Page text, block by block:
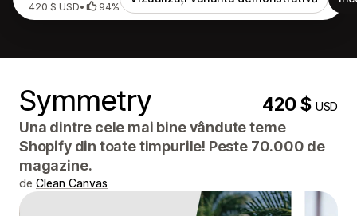
420 $ USD• 94%
Symmetry 420 $USD
Una dintre cele mai bine vândute teme
Shopify din toate timpurile! Peste 70.000 de
magazine.
de Clean Canvas